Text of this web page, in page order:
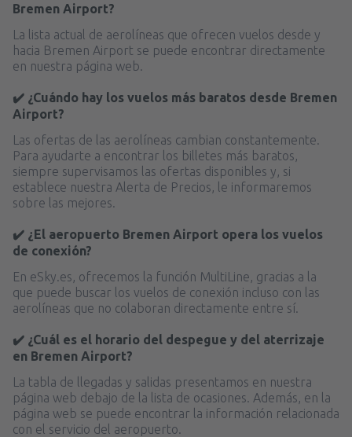
Bremen Airport?
La lista actual de aerolíneas que ofrecen vuelos desde y
hacia Bremen Airport se puede encontrar directamente
en nuestra página web.
✔️ ¿Cuándo hay los vuelos más baratos desde Bremen
Airport?
Las ofertas de las aerolíneas cambian constantemente.
Para ayudarte a encontrar los billetes más baratos,
siempre supervisamos las ofertas disponibles y, si
establece nuestra Alerta de Precios, le informaremos
sobre las mejores.
✔️ ¿El aeropuerto Bremen Airport opera los vuelos
de conexión?
En eSky.es, ofrecemos la función MultiLine, gracias a la
que puede buscar los vuelos de conexión incluso con las
aerolíneas que no colaboran directamente entre sí.
✔️ ¿Cuál es el horario del despegue y del aterrizaje
en Bremen Airport?
La tabla de llegadas y salidas presentamos en nuestra
página web debajo de la lista de ocasiones. Además, en la
página web se puede encontrar la información relacionada
con el servicio del aeropuerto.